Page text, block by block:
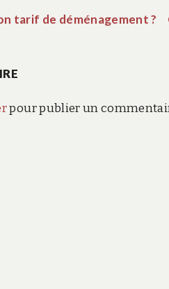
tarif de déménagement ?
pour publier un